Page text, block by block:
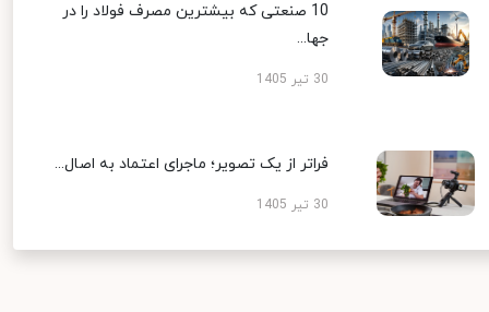
10 صنعتی که بیشترین مصرف فولاد را در
جها...
30 تیر 1405
فراتر از یک تصویر؛ ماجرای اعتماد به اصال...
30 تیر 1405